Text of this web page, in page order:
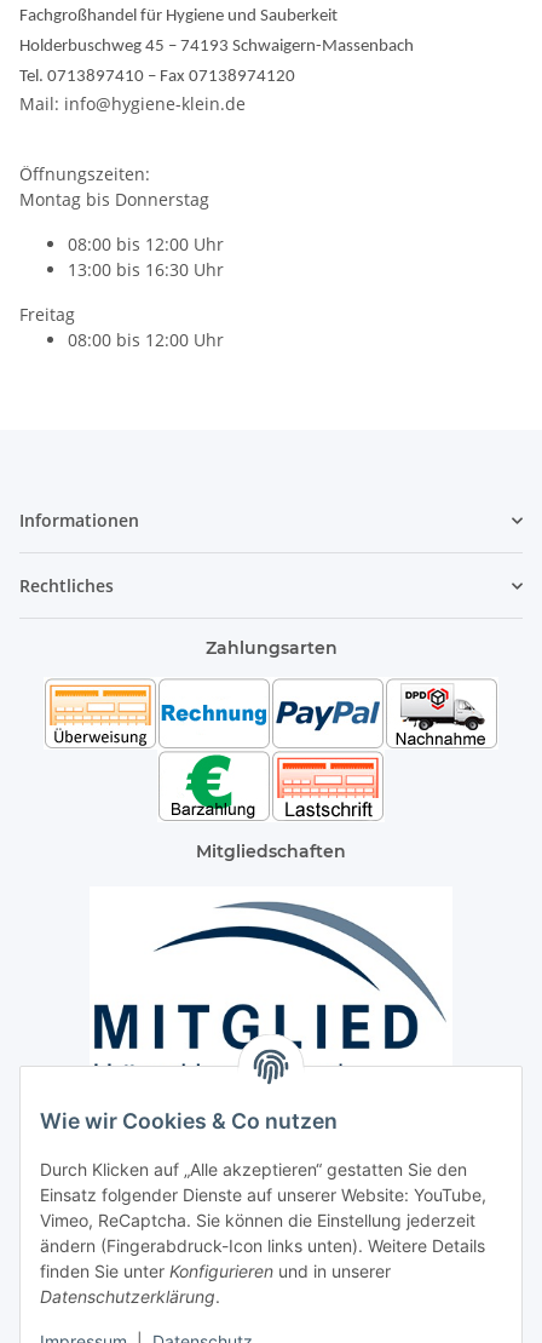
Wie wir Cookies & Co nutzen
Durch Klicken auf „Alle akzeptieren“ gestatten Sie den
Einsatz folgender Dienste auf unserer Website: YouTube,
Vimeo, ReCaptcha. Sie können die Einstellung jederzeit
ändern (Fingerabdruck-Icon links unten). Weitere Details
finden Sie unter Konfigurieren und in unserer
Datenschutzerklärung.
Fachgroßhandel für Hygiene und Sauberkeit
Holderbuschweg 45 – 74193 Schwaigern-Massenbach
Tel. 0713897410 – Fax 07138974120
Mail: info@hygiene-klein.de
Öffnungszeiten:
Montag bis Donnerstag
08:00 bis 12:00 Uhr
13:00 bis 16:30 Uhr
Freitag
08:00 bis 12:00 Uhr
Informationen
Rechtliches
Zahlungsarten
Mitgliedschaften
Paketdienst und Spedition
Regionaler Lieferservice im Umkreis von ca. 60 Km
Sicherheit